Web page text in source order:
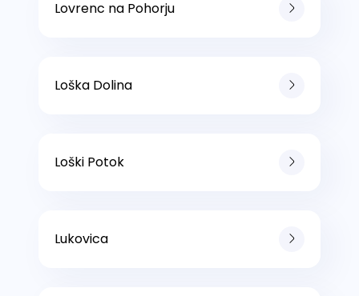
Lovrenc na Pohorju
Loška Dolina
Loški Potok
Lukovica